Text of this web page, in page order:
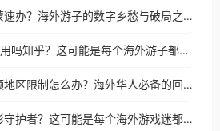
瑞士怎么打不开蒙速办？海外游子的数字乡愁与破局之路
B站会员在国外能用吗知乎？这可能是每个海外游子都问过的问题
在越南用乐视视频地区限制怎么办？海外华人必备的回国加速攻略
怎么在国外玩隐形守护者？这可能是每个海外游戏迷都问过的问题